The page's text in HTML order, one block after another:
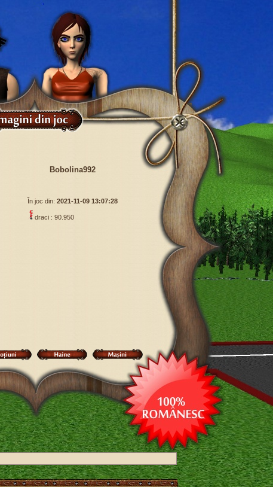
Bobolina992
În joc din: 2021-11-09 13:07:28
draci : 90.950